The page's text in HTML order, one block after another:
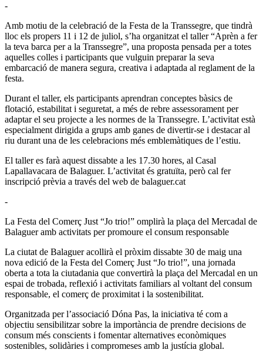
-
Amb motiu de la celebració de la Festa de la Transsegre, que tindrà
lloc els propers 11 i 12 de juliol, s’ha organitzat el taller “Aprèn a fer
la teva barca per a la Transsegre”, una proposta pensada per a totes
aquelles colles i participants que vulguin preparar la seva
embarcació de manera segura, creativa i adaptada al reglament de la
festa.
Durant el taller, els participants aprendran conceptes bàsics de
flotació, estabilitat i seguretat, a més de rebre assessorament per
adaptar el seu projecte a les normes de la Transsegre. L’activitat està
especialment dirigida a grups amb ganes de divertir-se i destacar al
riu durant una de les celebracions més emblemàtiques de l’estiu.
El taller es farà aquest dissabte a les 17.30 hores, al Casal
Lapallavacara de Balaguer. L’activitat és gratuïta, però cal fer
inscripció prèvia a través del web de balaguer.cat
-
La Festa del Comerç Just “Jo trio!” omplirà la plaça del Mercadal de
Balaguer amb activitats per promoure el consum responsable
La ciutat de Balaguer acollirà el pròxim dissabte 30 de maig una
nova edició de la Festa del Comerç Just “Jo trio!”, una jornada
oberta a tota la ciutadania que convertirà la plaça del Mercadal en un
espai de trobada, reflexió i activitats familiars al voltant del consum
responsable, el comerç de proximitat i la sostenibilitat.
Organitzada per l’associació Dóna Pas, la iniciativa té com a
objectiu sensibilitzar sobre la importància de prendre decisions de
consum més conscients i fomentar alternatives econòmiques
sostenibles, solidàries i compromeses amb la justícia global.